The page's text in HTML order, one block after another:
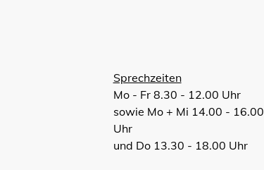
Sprechzeiten
Mo - Fr 8.30 - 12.00 Uhr
sowie Mo + Mi 14.00 - 16.00
Uhr
und Do 13.30 - 18.00 Uhr